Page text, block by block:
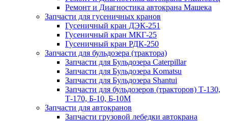
Ремонт и Диагностика автокрана Машека
Запчасти для гусеничных кранов
Гусеничный кран ДЭК-251
Гусеничный кран МКГ-25
Гусеничный кран РДК-250
Запчасти для бульдозера (трактора)
Запчасти для Бульдозера Caterpillar
Запчасти для Бульдозера Komatsu
Запчасти для Бульдозера Shantui
Запчасти для бульдозеров (тракторов) Т-130,
Т-170, Б-10, Б-10М
Запчасти для автокранов
Запчасти грузовой лебедки автокрана